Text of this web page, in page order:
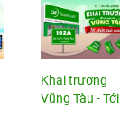
Khai trương
Vũng Tàu - Tới